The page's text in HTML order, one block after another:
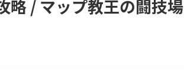
略 / マップ教王の闘技場